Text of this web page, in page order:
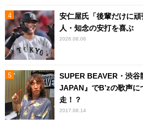
安仁屋氏「後輩だけに
人・知念の安打を喜ぶ
2026.08.06
SUPER BEAVER・渋谷
JAPAN』でB’zの歌声に
走！？
2017.08.14